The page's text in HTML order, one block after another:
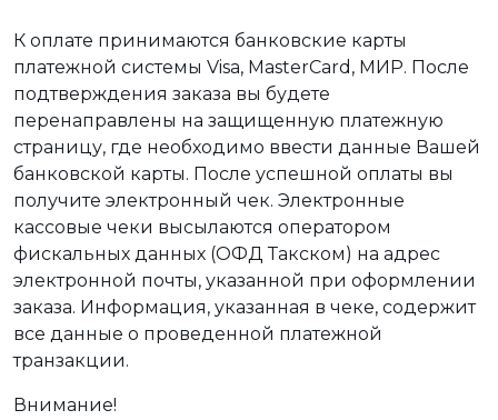
К оплате принимаются банковские карты
платежной системы Visa, MasterCard, МИР. После
подтверждения заказа вы будете
перенаправлены на защищенную платежную
страницу, где необходимо ввести данные Вашей
банковской карты. После успешной оплаты вы
получите электронный чек. Электронные
кассовые чеки высылаются оператором
фискальных данных (ОФД Такском) на адрес
электронной почты, указанной при оформлении
заказа. Информация, указанная в чеке, содержит
все данные о проведенной платежной
транзакции.
Внимание!